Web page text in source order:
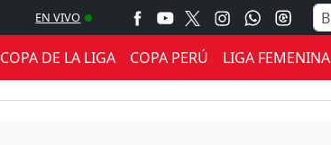
EN VIVO
COPA DE LA LIGA COPA PERÚ LIGA FEMENINA